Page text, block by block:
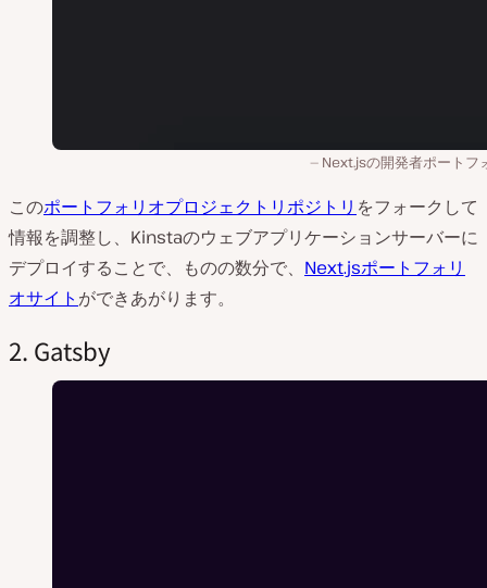
Next.jsの開発者ポートフ
このポートフォリオプロジェクトリポジトリ をフォークして
情報を調整し、Kinstaのウェブアプリケーションサーバーに
デプロイすることで、ものの数分で、 Next.jsポートフォリ
オサイト ができあがります。
2. Gatsby